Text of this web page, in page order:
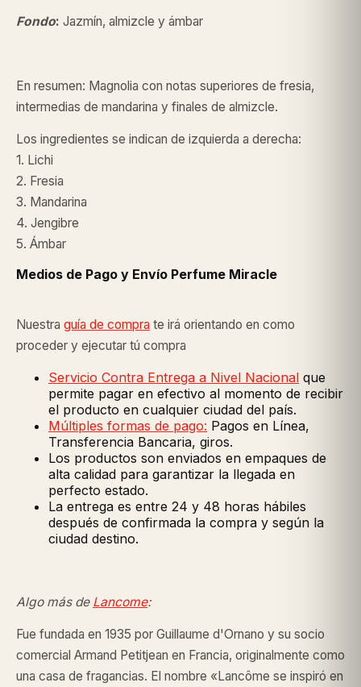
Fondo: Jazmín, almizcle y ámbar
En resumen: Magnolia con notas superiores de fresia,
intermedias de mandarina y finales de almizcle.
Los ingredientes se indican de izquierda a derecha:
1. Lichi
2. Fresia
3. Mandarina
4. Jengibre
5. Ámbar
Medios de Pago y Envío Perfume Miracle
Nuestra guía de compra te irá orientando en como
proceder y ejecutar tú compra
Servicio Contra Entrega a Nivel Nacional que
permite pagar en efectivo al momento de recibir
el producto en cualquier ciudad del país.
Múltiples formas de pago: Pagos en Línea,
Transferencia Bancaria, giros.
Los productos son enviados en empaques de
alta calidad para garantizar la llegada en
perfecto estado.
La entrega es entre 24 y 48 horas hábiles
después de confirmada la compra y según la
ciudad destino.
Algo más de Lancome:
Fue fundada en 1935 por Guillaume d'Ornano y su socio
comercial Armand Petitjean en Francia, originalmente como
una casa de fragancias. El nombre «Lancôme se inspiró en